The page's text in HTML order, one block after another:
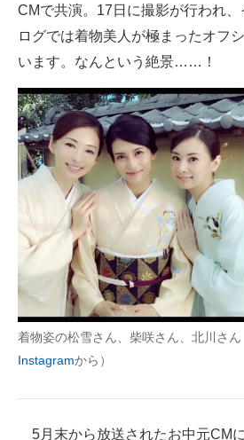
スマホと通信の最新トレンド
進化するPCとデバイスの未来
ビジネスと働き方のヒント
AI活用のいまが分かる
企業ITのトレンドを詳説
経営リーダーのコミュニティ
マーケ×ITの今がよく分かる
ITエンジニア向け専門サイト
製造業のIT導入・活用を支援
CMで共演。17日に撮影が行われ
ログでは着物美人が極まったオフ
います。なんという絶景……！
着物姿の松雪さん、柴咲さん、北川さん
Instagramから）
5月末から放送されたお中元CM